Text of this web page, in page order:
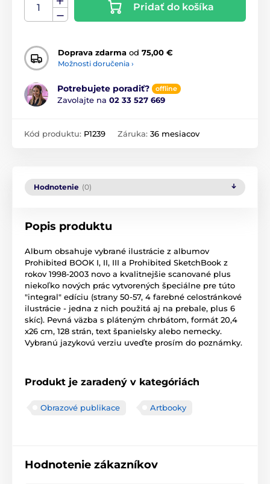
Pridať do košíka
Doprava zdarma od 75,00 €
Možnosti doručenia ›
Potrebujete poradiť? offline
Zavolajte na 02 33 527 669
Kód produktu: P1239 Záruka: 36 mesiacov
Hodnotenie (0)
Popis produktu
Album obsahuje vybrané ilustrácie z albumov
Prohibited BOOK I, II, III a Prohibited SketchBook z
rokov 1998-2003 novo a kvalitnejšie scanované plus
niekoľko nových prác vytvorených špeciálne pre túto
"integral" edíciu (strany 50-57, 4 farebné celostránkové
ilustrácie - jedna z nich použitá aj na prebale, plus 6
skíc). Pevná väzba s pláteným chrbátom, formát 20,4
x26 cm, 128 strán, text španielsky alebo nemecky.
Vybranú jazykovú verziu uveďte prosím do poznámky.
Produkt je zaradený v kategóriách
Obrazové publikace Artbooky
Hodnotenie zákazníkov